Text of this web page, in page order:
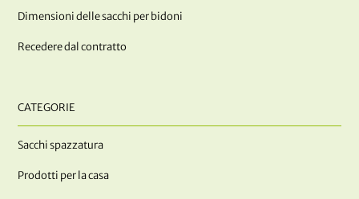
Dimensioni delle sacchi per bidoni
Recedere dal contratto
CATEGORIE
Sacchi spazzatura
Prodotti per la casa